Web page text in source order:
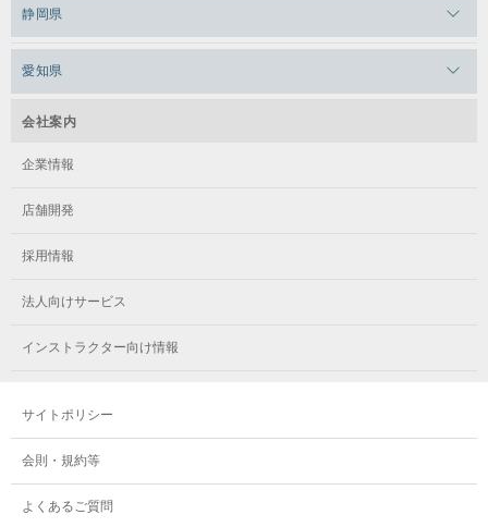
メガロスキッズ錦糸町
メガロス葛飾
メガロスルフレ武蔵小金井
メガロス玉川学園テニススクール
メガロス東小金井学童クラブ
メガロス神奈川
メガロス日吉
メガロス綱島
メガロスルフレ綱島
メガロス市ヶ尾
メガロス鷺沼
メガロスルフレ鷺沼
メガロス相模大野
メガロス大和
メガロス本八幡
静岡県
愛知県
メガロステラッセ納屋橋
メガロス千種
会社案内
企業情報
店舗開発
採用情報
法人向けサービス
インストラクター向け情報
サイトポリシー
会則・規約等
よくあるご質問